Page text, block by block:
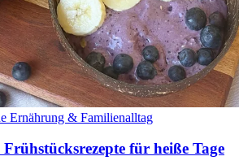
Ernährung & Familienalltag
für heiße Tage